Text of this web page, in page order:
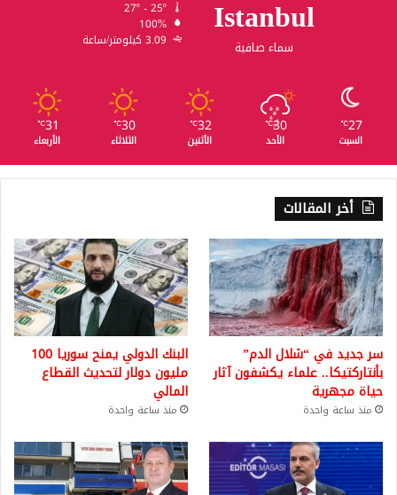
Istanbul
سماء صافية
100%
3.09 كيلومتر/ساعة
27
℃
السبت
30
℃
الأحد
32
℃
الأثنين
30
℃
الثلاثاء
31
℃
الأربعاء
أخر المقالات
سر جديد في “شلال الدم”
بأنتاركتيكا.. علماء يكشفون آثار
حياة مجهرية
منذ ساعة واحدة
البنك الدولي يمنح سوريا 100
مليون دولار لتحديث القطاع
المالي
منذ ساعة واحدة